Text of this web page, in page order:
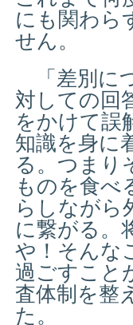
にも関わら
せん。
「差別に
対しての回
をかけて誤
知識を身に
る。つまり
ものを食べ
らしながら
に繋がる。
や！そんな
過ごすこと
査体制を整
た。